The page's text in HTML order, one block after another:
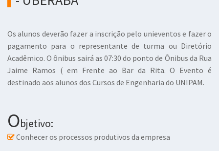
Os alunos deverão fazer a inscrição pelo unieventos e fazer o
pagamento para o representante de turma ou Diretório
Acadêmico. O ônibus sairá as 07:30 do ponto de Ônibus da Rua
Jaime Ramos ( em Frente ao Bar da Rita. O Evento é
destinado aos alunos dos Cursos de Engenharia do UNIPAM.
Objetivo:
Conhecer os processos produtivos da empresa